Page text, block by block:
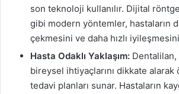
son teknoloji kullanılır. Dijital
gibi modern yöntemler, hastaların
çekmesini ve daha hızlı
Hasta Odaklı Yaklaşım: Dentalilan,
bireysel ihtiyaçlarını dikkate
tedavi planları sunar. Hastaların